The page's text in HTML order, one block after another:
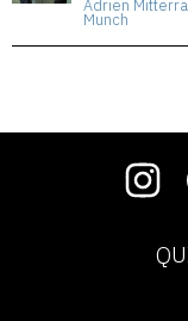
Adrien
Munch